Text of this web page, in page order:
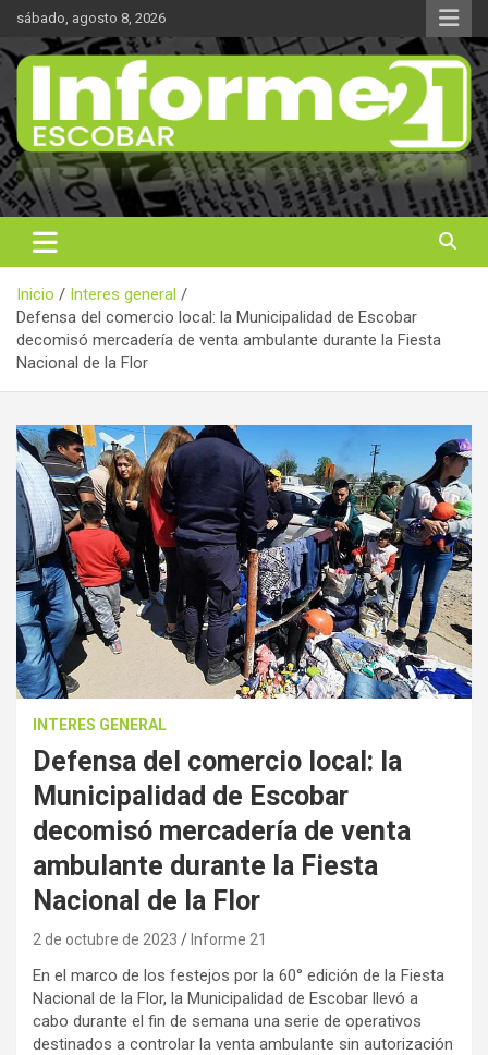
Saltar
contenido
sábado, agosto 8, 2026
Informe 21
Noticas reales
Inicio
Interes general
Defensa del comercio local: la Municipalidad de Escobar
decomisó mercadería de venta ambulante durante la Fiesta
Nacional de la Flor
INTERES GENERAL
Defensa del comercio local: la
Municipalidad de Escobar
decomisó mercadería de venta
ambulante durante la Fiesta
Nacional de la Flor
2 de octubre de 2023 Informe 21
En el marco de los festejos por la 60° edición de la Fiesta
Nacional de la Flor, la Municipalidad de Escobar llevó a
cabo durante el fin de semana una serie de operativos
destinados a controlar la venta ambulante sin autorización